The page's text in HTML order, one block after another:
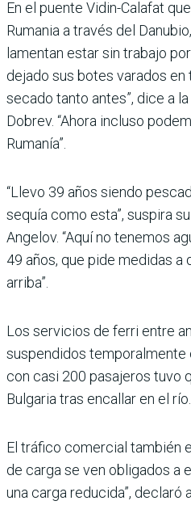
En el puente Vidin-Calafat
Rumania a través del
lamentan estar sin trabajo
dejado sus botes varados en
secado tanto antes”, dice a
Dobrev. “Ahora incluso
Rumanía”.
“Llevo 39 años siendo
sequía como esta”, suspira
Angelov. “Aquí no tenemos
49 años, que pide medidas a
arriba”.
Los servicios de ferri entre
suspendidos temporalmente
con casi 200 pasajeros tuvo
Bulgaria tras encallar en el río.
El tráfico comercial también
de carga se ven obligados a
una carga reducida”, declaró